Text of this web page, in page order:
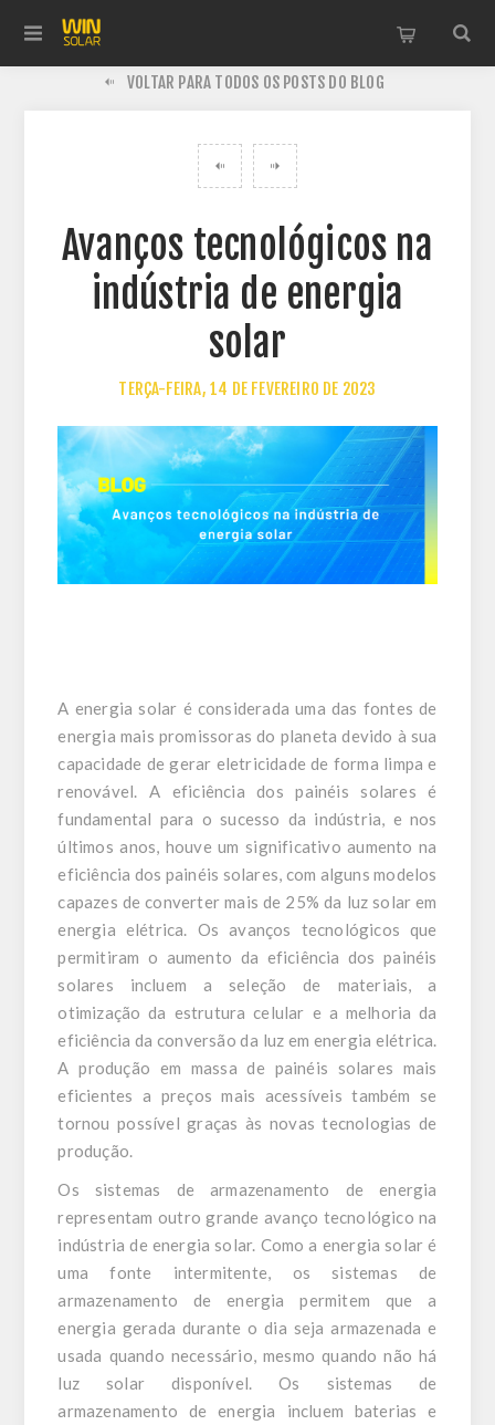
VOLTAR PARA TODOS OS POSTS DO BLOG
Avanços tecnológicos na
indústria de energia
solar
TERÇA-FEIRA, 14 DE FEVEREIRO DE 2023
A energia solar é considerada uma das fontes de
energia mais promissoras do planeta devido à sua
capacidade de gerar eletricidade de forma limpa e
renovável. A eficiência dos painéis solares é
fundamental para o sucesso da indústria, e nos
últimos anos, houve um significativo aumento na
eficiência dos painéis solares, com alguns modelos
capazes de converter mais de 25% da luz solar em
energia elétrica. Os avanços tecnológicos que
permitiram o aumento da eficiência dos painéis
solares incluem a seleção de materiais, a
otimização da estrutura celular e a melhoria da
eficiência da conversão da luz em energia elétrica.
A produção em massa de painéis solares mais
eficientes a preços mais acessíveis também se
tornou possível graças às novas tecnologias de
produção.
Os sistemas de armazenamento de energia
representam outro grande avanço tecnológico na
indústria de energia solar. Como a energia solar é
uma fonte intermitente, os sistemas de
armazenamento de energia permitem que a
energia gerada durante o dia seja armazenada e
usada quando necessário, mesmo quando não há
luz solar disponível. Os sistemas de
armazenamento de energia incluem baterias e